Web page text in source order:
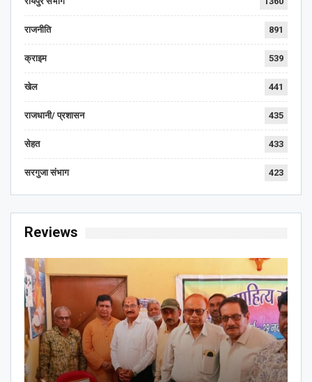
राजनीति 891
क्राइम 539
खेल 441
राजधानी/ प्रशासन 435
सेहत 433
सरगुजा संभाग 423
Reviews